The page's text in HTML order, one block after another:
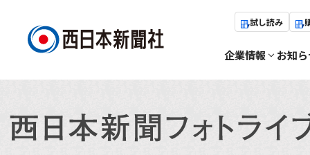
試し読み
企業情報 お知